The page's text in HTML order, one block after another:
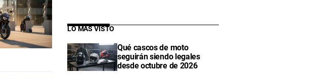
LO MÁS VISTO
Qué cascos de moto
seguirán siendo legales
desde octubre de 2026